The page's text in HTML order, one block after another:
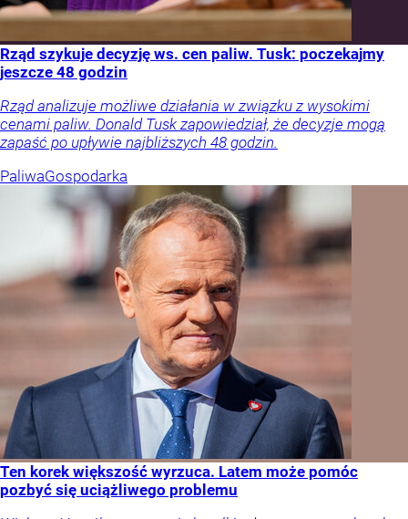
Rząd szykuje decyzję ws. cen paliw. Tusk: poczekajmy
jeszcze 48 godzin
Rząd analizuje możliwe działania w związku z wysokimi
cenami paliw. Donald Tusk zapowiedział, że decyzje mogą
zapaść po upływie najbliższych 48 godzin.
PaliwaGospodarka
Ten korek większość wyrzuca. Latem może pomóc
pozbyć się uciążliwego problemu